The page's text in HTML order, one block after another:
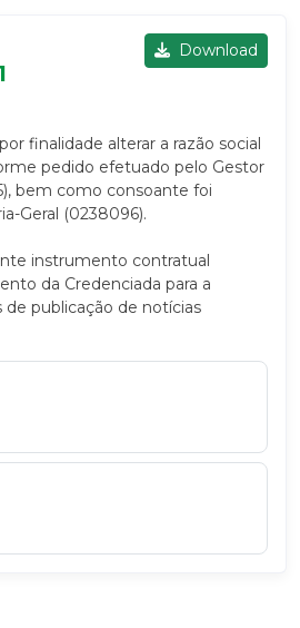
Download
finalidade alterar a razão social
pedido efetuado pelo Gestor
bem como consoante foi
Geral (0238096).
instrumento contratual
da Credenciada para a
de publicação de notícias